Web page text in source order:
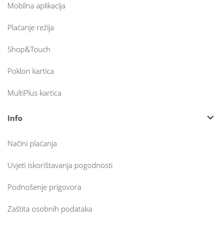
Mobilna aplikacija
Plaćanje režija
Shop&Touch
Poklon kartica
MultiPlus kartica
Info
Načini plaćanja
Uvjeti iskorištavanja pogodnosti
Podnošenje prigovora
Zaštita osobnih podataka